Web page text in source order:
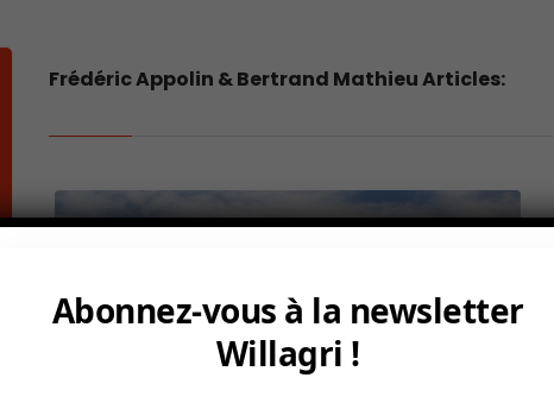
Frédéric Appolin & Bertrand Mathieu Articles:
Abonnez-vous à la newsletter
Willagri !